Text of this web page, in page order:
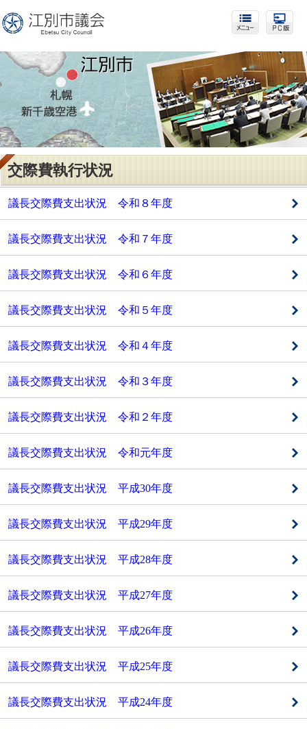
交際費執行状況
議長交際費支出状況 令和８年度
議長交際費支出状況 令和７年度
議長交際費支出状況 令和６年度
議長交際費支出状況 令和５年度
議長交際費支出状況 令和４年度
議長交際費支出状況 令和３年度
議長交際費支出状況 令和２年度
議長交際費支出状況 令和元年度
議長交際費支出状況 平成30年度
議長交際費支出状況 平成29年度
議長交際費支出状況 平成28年度
議長交際費支出状況 平成27年度
議長交際費支出状況 平成26年度
議長交際費支出状況 平成25年度
議長交際費支出状況 平成24年度